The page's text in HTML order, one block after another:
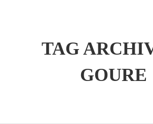
TAG
GOURE